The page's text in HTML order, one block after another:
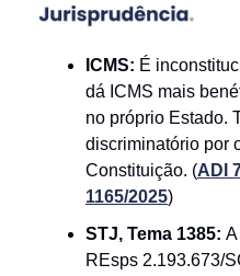
ICMS: É
dá ICMS mais
no próprio Estado.
discriminatório por
Constituição. (ADI
1165/2025)
STJ, Tema 1385:
REsps 2.193.673/